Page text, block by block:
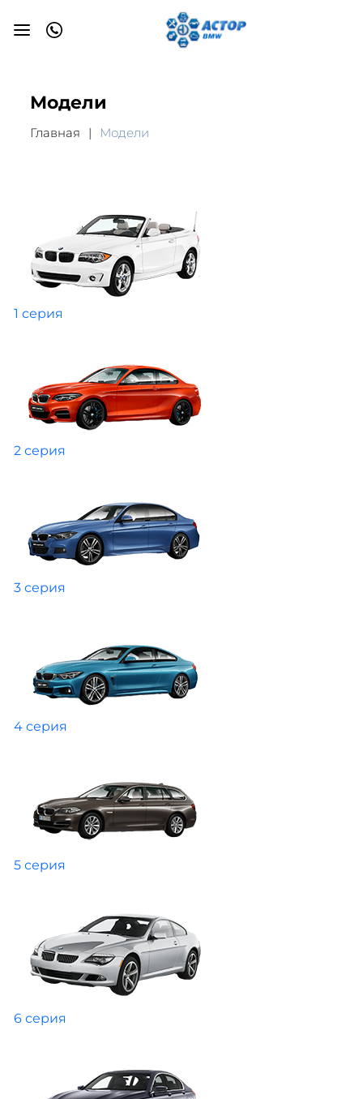
Модели
Главная Модели
1 серия
2 серия
3 серия
4 серия
5 серия
6 серия